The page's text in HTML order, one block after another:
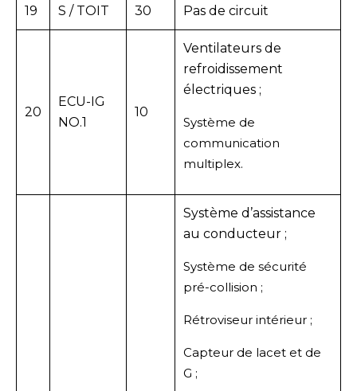
19 S / TOIT 30 Pas de circuit
20
ECU-IG
NO.1
10
Ventilateurs de
refroidissement
électriques ;
Système de
communication
multiplex.
Système d’assistance
au conducteur ;
Système de sécurité
pré-collision ;
Rétroviseur intérieur ;
Capteur de lacet et de
G ;